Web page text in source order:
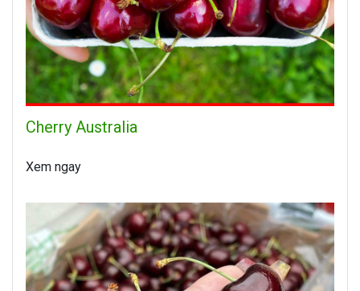
Cherry Australia
Xem ngay